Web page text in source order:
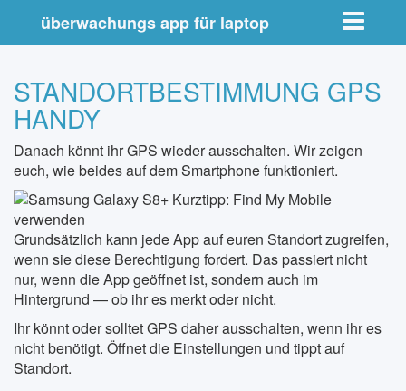
Toggle
überwachungs app für laptop
STANDORTBESTIMMUNG GPS
HANDY
Danach könnt ihr GPS wieder ausschalten. Wir zeigen
euch, wie beides auf dem Smartphone funktioniert.
Grundsätzlich kann jede App auf euren Standort zugreifen,
wenn sie diese Berechtigung fordert. Das passiert nicht
nur, wenn die App geöffnet ist, sondern auch im
Hintergrund — ob ihr es merkt oder nicht.
Ihr könnt oder solltet GPS daher ausschalten, wenn ihr es
nicht benötigt. Öffnet die Einstellungen und tippt auf
Standort.